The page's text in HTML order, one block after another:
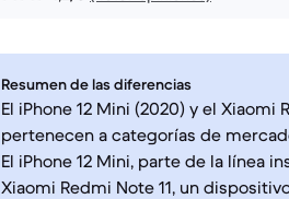
Resumen de las diferencias
El iPhone 12 Mini (2020) y el
pertenecen a categorías de
El iPhone 12 Mini, parte de la línea
Xiaomi Redmi Note 11, un